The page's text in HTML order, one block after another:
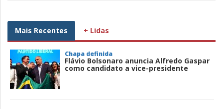
Mais Recentes + Lidas
Chapa definida
Flávio Bolsonaro anuncia Alfredo Gaspar
como candidato a vice-presidente